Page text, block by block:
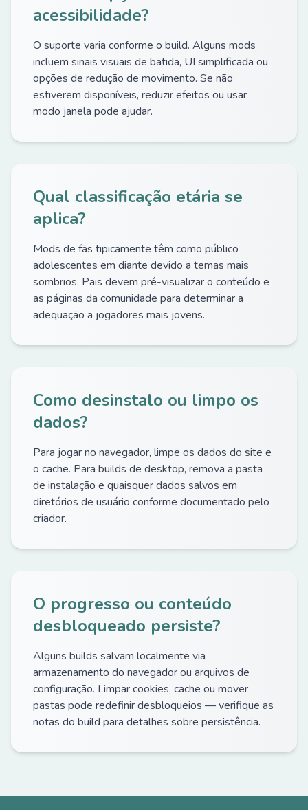
acessibilidade?
O suporte varia conforme o build. Alguns mods
incluem sinais visuais de batida, UI simplificada ou
opções de redução de movimento. Se não
estiverem disponíveis, reduzir efeitos ou usar
modo janela pode ajudar.
Qual classificação etária se
aplica?
Mods de fãs tipicamente têm como público
adolescentes em diante devido a temas mais
sombrios. Pais devem pré-visualizar o conteúdo e
as páginas da comunidade para determinar a
adequação a jogadores mais jovens.
Como desinstalo ou limpo os
dados?
Para jogar no navegador, limpe os dados do site e
o cache. Para builds de desktop, remova a pasta
de instalação e quaisquer dados salvos em
diretórios de usuário conforme documentado pelo
criador.
O progresso ou conteúdo
desbloqueado persiste?
Alguns builds salvam localmente via
armazenamento do navegador ou arquivos de
configuração. Limpar cookies, cache ou mover
pastas pode redefinir desbloqueios — verifique as
notas do build para detalhes sobre persistência.